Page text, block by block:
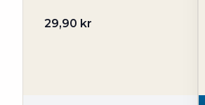
29,90 kr